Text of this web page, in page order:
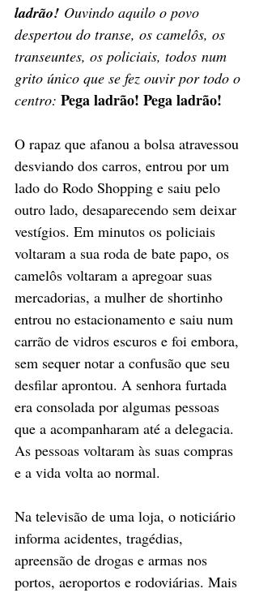
ladrão! Ouvindo aquilo o povo
despertou do transe, os camelôs, os
transeuntes, os policiais, todos num
grito único que se fez ouvir por todo o
centro: Pega ladrão! Pega ladrão!
O rapaz que afanou a bolsa atravessou
desviando dos carros, entrou por um
lado do Rodo Shopping e saiu pelo
outro lado, desaparecendo sem deixar
vestígios. Em minutos os policiais
voltaram a sua roda de bate papo, os
camelôs voltaram a apregoar suas
mercadorias, a mulher de shortinho
entrou no estacionamento e saiu num
carrão de vidros escuros e foi embora,
sem sequer notar a confusão que seu
desfilar aprontou. A senhora furtada
era consolada por algumas pessoas
que a acompanharam até a delegacia.
As pessoas voltaram às suas compras
e a vida volta ao normal.
Na televisão de uma loja, o noticiário
informa acidentes, tragédias,
apreensão de drogas e armas nos
portos, aeroportos e rodoviárias. Mais